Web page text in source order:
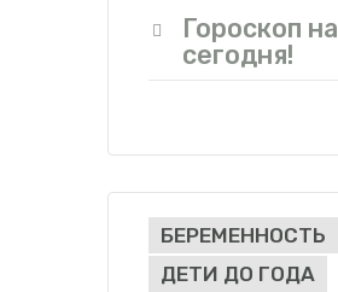
Гороскоп на
сегодня!
БЕРЕМЕННОСТЬ
ДЕТИ ДО ГОДА